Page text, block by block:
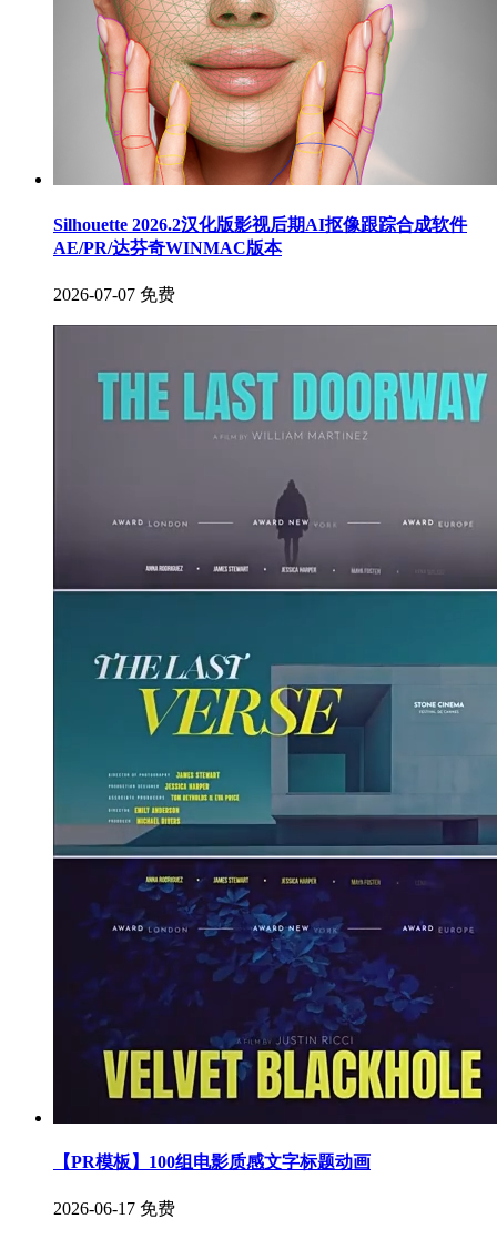
Silhouette 2026.2汉化版影视后期AI抠像跟踪合成软件
AE/PR/达芬奇WINMAC版本
2026-07-07 免费
【PR模板】100组电影质感文字标题动画
2026-06-17 免费